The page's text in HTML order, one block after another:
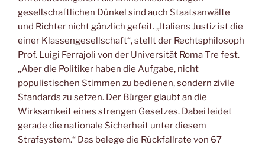
gesellschaftlichen Dünkel sind auch Staatsanwälte
und Richter nicht gänzlich gefeit. „Italiens Justiz ist die
einer Klassengesellschaft“, stellt der Rechtsphilosoph
Prof. Luigi Ferrajoli von der Universität Roma Tre fest.
„Aber die Politiker haben die Aufgabe, nicht
populistischen Stimmen zu bedienen, sondern zivile
Standards zu setzen. Der Bürger glaubt an die
Wirksamkeit eines strengen Gesetzes. Dabei leidet
gerade die nationale Sicherheit unter diesem
Strafsystem.“ Das belege die Rückfallrate von 67